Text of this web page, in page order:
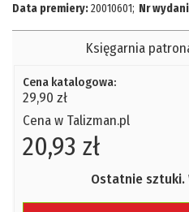
Data premiery:20010601; Nr
Księgarnia
Cena katalogowa:
29,90 zł
Cena w Talizman.pl
20,93 zł
Ostatnie sztuki.